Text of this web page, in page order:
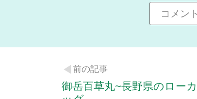
前の記事
御岳百草丸~長野県のロー